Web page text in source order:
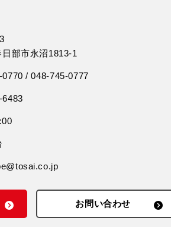
部市永沼1813-1
0770 / 048-745-0777
6483
お問い合わせ